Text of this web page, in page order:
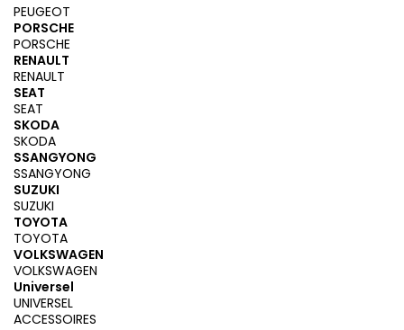
PEUGEOT
PORSCHE
PORSCHE
RENAULT
RENAULT
SEAT
SEAT
SKODA
SKODA
SSANGYONG
SSANGYONG
SUZUKI
SUZUKI
TOYOTA
TOYOTA
VOLKSWAGEN
VOLKSWAGEN
Universel
UNIVERSEL
ACCESSOIRES